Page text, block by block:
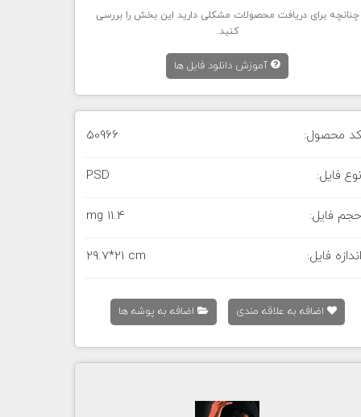
چنانچه برای دریافت محصولات مشکلی دارید این بخش را بررسی
کنید.
آموزش دانلود فایل ها
کد محصول: 50966
نوع فایل: PSD
حجم فایل: 11.4 mg
اندازه فایل: 29.7*21 cm
اضافه به علاقه مندی اضافه به پوشه ها